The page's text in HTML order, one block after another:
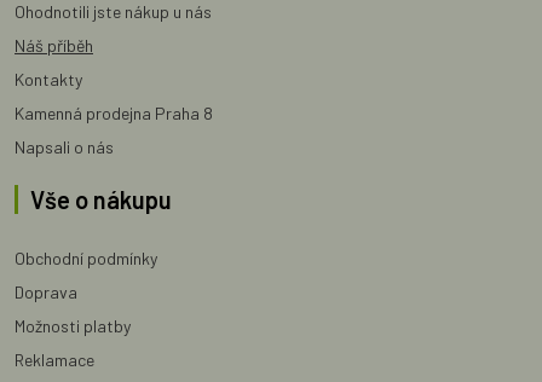
Ohodnotili jste nákup u nás
Náš příběh
Kontakty
Kamenná prodejna Praha 8
Napsali o nás
Vše o nákupu
Obchodní podmínky
Doprava
Možnosti platby
Reklamace